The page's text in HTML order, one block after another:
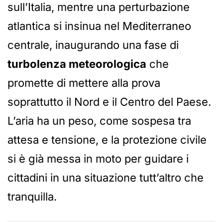
sull’Italia, mentre una perturbazione
atlantica si insinua nel Mediterraneo
centrale, inaugurando una fase di
turbolenza meteorologica che
promette di mettere alla prova
soprattutto il Nord e il Centro del Paese.
L’aria ha un peso, come sospesa tra
attesa e tensione, e la protezione civile
si è già messa in moto per guidare i
cittadini in una situazione tutt’altro che
tranquilla.